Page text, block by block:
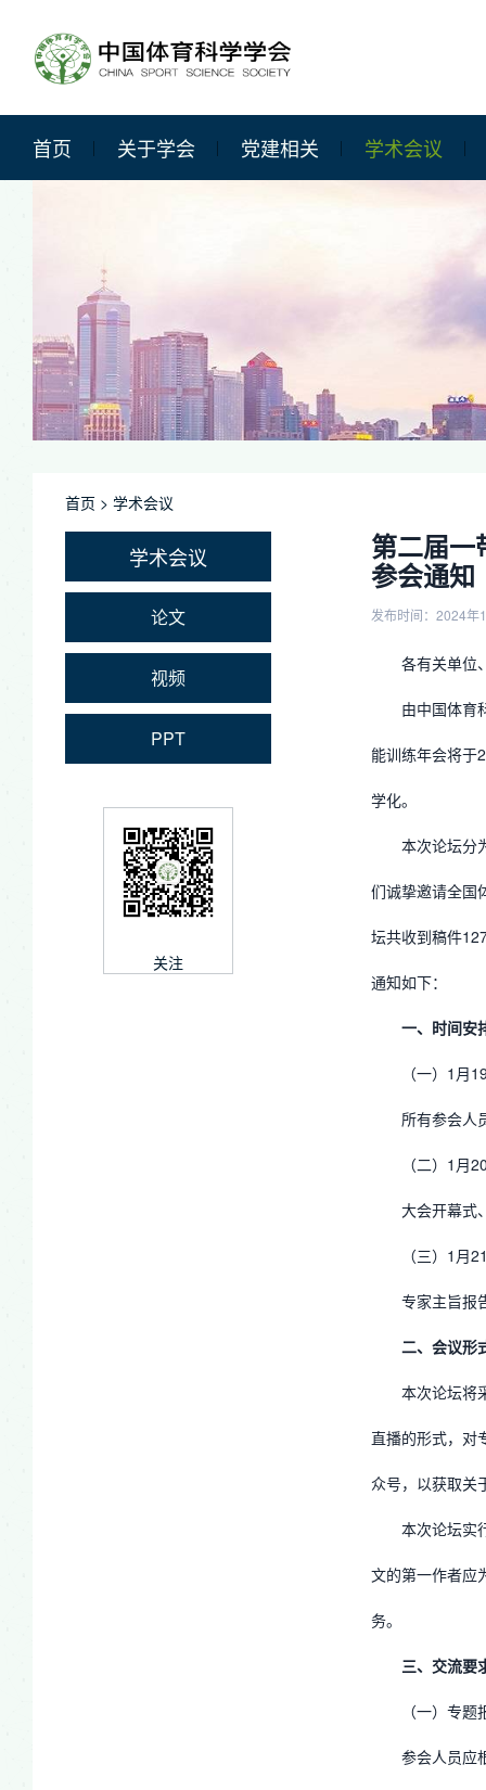
首页 关于学会 党建相关 学术会议
首页 > 学术会议
学术会议
论文
视频
PPT
关注
第二届一
参会通知
发布时间：2024年
各有关单位
由中国体育
能训练年会将
学化。
本次论坛分
们诚挚邀请全国
坛共收到稿件
通知如下：
一、 时间安
（一）1月
所有参会人
（二）1月
大会开幕式
（三）1月
专家主旨报
二、会议形
本次论坛将
直播的形式，对
众号，以获取关
本次论坛实
文的第一作者应
务。
三、交流要
（一）专题
参会人员应